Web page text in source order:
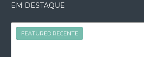
EM DESTAQUE
FEATURED
FEATURED RECENTE